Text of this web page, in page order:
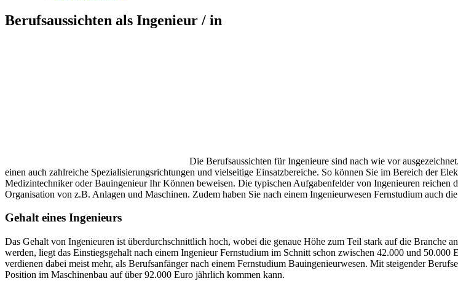
Berufsaussichten als Ingenieur / in
Die Berufsaussichten für Ingenieure sind nach wie vor
einen auch zahlreiche Spezialisierungsrichtungen und vielseitige Einsatzbereiche. So können Sie im Bereich der
Medizintechniker oder Bauingenieur Ihr Können beweisen. Die typischen Aufgabenfelder von Ingenieuren
Organisation von z.B. Anlagen und Maschinen. Zudem haben Sie nach einem Ingenieurwesen Fernstudium auch
Gehalt eines Ingenieurs
Das Gehalt von Ingenieuren ist überdurchschnittlich hoch, wobei die genaue Höhe zum Teil stark auf die Branche
werden, liegt das Einstiegsgehalt nach einem Ingenieur Fernstudium im Schnitt schon zwischen 42.000 und
verdienen dabei meist mehr, als Berufsanfänger nach einem Fernstudium Bauingenieurwesen. Mit steigender
Position im Maschinenbau auf über 92.000 Euro jährlich kommen kann.